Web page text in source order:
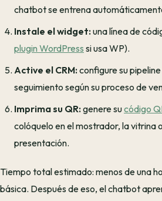
chatbot se entrena
Instale el widget:una línea de
plugin WordPress si usa WP).
Active el CRM:configure su
seguimiento según su proceso de
Imprima su QR:genere sucódigo
colóquelo en el mostrador, la vitrina
presentación.
Tiempo total estimado: menos de una
básica. Después de eso, el chatbot